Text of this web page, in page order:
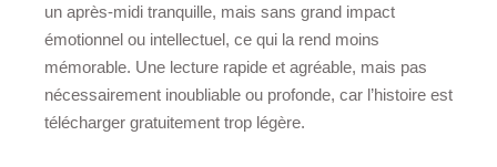
un après-midi tranquille, mais sans grand impact
émotionnel ou intellectuel, ce qui la rend moins
mémorable. Une lecture rapide et agréable, mais pas
nécessairement inoubliable ou profonde, car l’histoire est
télécharger gratuitement trop légère.